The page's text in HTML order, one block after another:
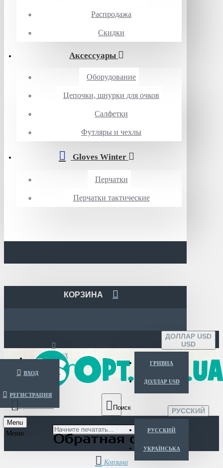
Распродажа
Скидки
Аксессуары
Оборудование
Цепочки, шнурки для очков
Салфетки
Футляры и чехлы
Gloves Winter
Перчатки
Перчатки тактические
КОРЗИНА
ВХОД
ВХОД
РЕГИСТРАЦИЯ
ДОЛЛАР USD
USD
ГРИВНА
ДОЛЛАР USD
РУССКИЙ
РУССКИЙ
УКРАЇНСЬКА
Menu
Обратная связь